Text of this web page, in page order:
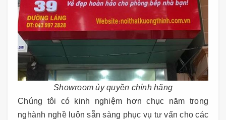
Showroom ủy quyền chính hãng
Chúng tôi có kinh nghiệm hơn chục năm trong
nghành nghề luôn sẵn sàng phục vụ tư vấn cho các